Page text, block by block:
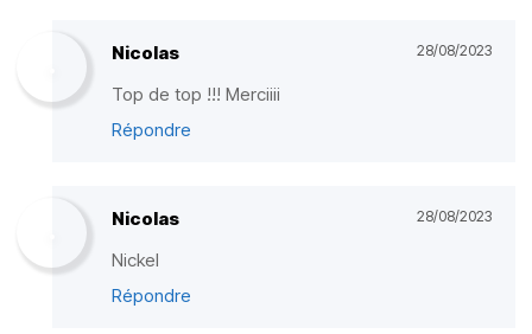
Nicolas 28/08/2023
Top de top !!! Merciiii
Répondre
Nicolas 28/08/2023
Nickel
Répondre